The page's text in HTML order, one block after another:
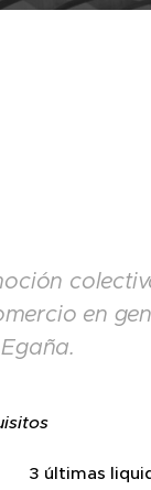
en
3 últimas